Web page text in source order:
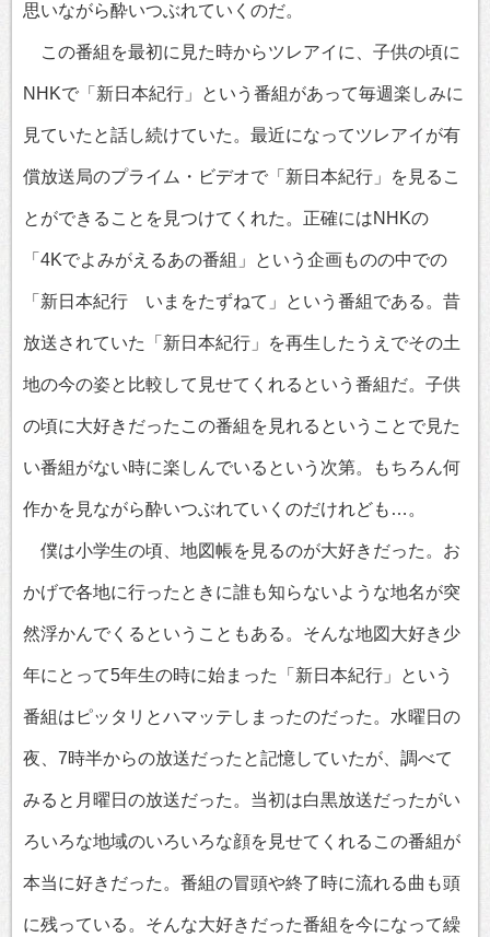
思いながら酔いつぶれていくのだ。
この番組を最初に見た時からツレアイに、子供の頃に
NHKで「新日本紀行」という番組があって毎週楽しみに
見ていたと話し続けていた。最近になってツレアイが有
償放送局のプライム・ビデオで「新日本紀行」を見るこ
とができることを見つけてくれた。正確にはNHKの
「4Kでよみがえるあの番組」という企画ものの中での
「新日本紀行 いまをたずねて」という番組である。昔
放送されていた「新日本紀行」を再生したうえでその土
地の今の姿と比較して見せてくれるという番組だ。子供
の頃に大好きだったこの番組を見れるということで見た
い番組がない時に楽しんでいるという次第。もちろん何
作かを見ながら酔いつぶれていくのだけれども…。
僕は小学生の頃、地図帳を見るのが大好きだった。お
かげで各地に行ったときに誰も知らないような地名が突
然浮かんでくるということもある。そんな地図大好き少
年にとって5年生の時に始まった「新日本紀行」という
番組はピッタリとハマッテしまったのだった。水曜日の
夜、7時半からの放送だったと記憶していたが、調べて
みると月曜日の放送だった。当初は白黒放送だったがい
ろいろな地域のいろいろな顔を見せてくれるこの番組が
本当に好きだった。番組の冒頭や終了時に流れる曲も頭
に残っている。そんな大好きだった番組を今になって繰